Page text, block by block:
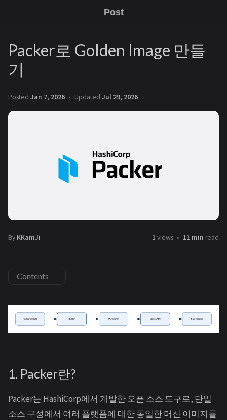
Post
Packer로 Golden Image 만들
기
Posted Jan 7, 2026 Updated Jul 29, 2026
By KKamJi 1 views 11 min read
Contents
1. Packer란?
Packer는 HashiCorp에서 개발한 오픈 소스 도구로, 단일
소스 구성에서 여러 플랫폼에 대한 동일한 머신 이미지를